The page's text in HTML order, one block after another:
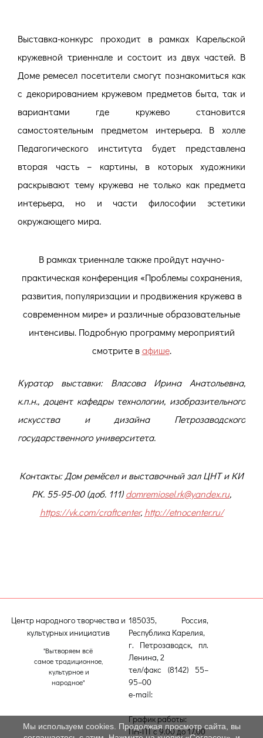
Выставка-конкурс проходит в рамках Карельской
кружевной триеннале и состоит из двух частей. В
Доме ремесел посетители смогут познакомиться как
с декорированием кружевом предметов быта, так и
вариантами где кружево становится
самостоятельным предметом интерьера. В холле
Педагогического института будет
представлена
вторая часть – картины, в которых художники
раскрывают тему кружева не только как предмета
интерьера, но и части философии эстетики
окружающего мира.
В рамках триеннале также пройдут научно-
практическая конференция «Проблемы сохранения,
развития, популяризации и продвижения кружева в
современном мире» и различные образовательные
интенсивы. Подробную программу мероприятий
смотрите вафише.
Куратор выставки: Власова Ирина Анатольевна,
к.п.н., доцент кафедры технологии, изобразительного
искусства и дизайна Петрозаводского
государственного университета.
Контакты: Дом ремёсел и выставочный зал ЦНТ и КИ
РК. 55-95-00 (доб. 111)domremiosel.rk@yandex.ru,
https://vk.com/craftcenter,http://etnocenter.ru/
Центр народного творчества и
культурных инициатив
"Вытворяем всё
самое традиционное,
культурное и
народное"
185035, Россия,
Республика Карелия,
г. Петрозаводск, пл.
Ленина, 2
тел/факс (8142) 55–
95–00
e-mail:
График работы:
ПН-ПТ с 9.00 до 17.00
Мы используем cookies. Продолжая просмотр сайта, вы